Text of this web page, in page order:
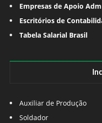
Empresas de Apoio
Escritórios de
Tabela Salarial Brasil
Auxiliar de Produção
Soldador